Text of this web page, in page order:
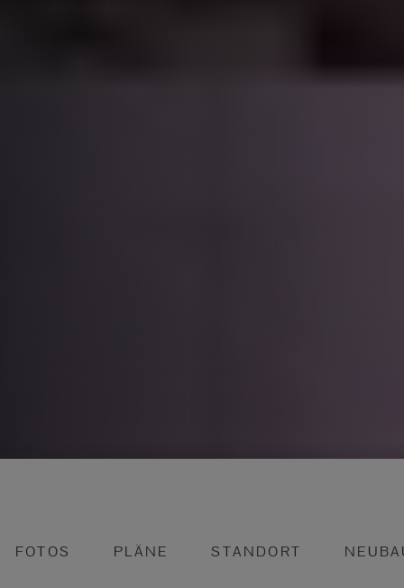
FOTOS PLÄNE STANDORT